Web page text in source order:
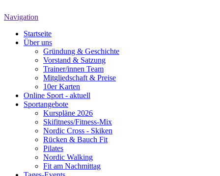
Navigation
Startseite
Über uns
Gründung & Geschichte
Vorstand & Satzung
Trainer/innen Team
Mitgliedschaft & Preise
10er Karten
Online Sport - aktuell
Sportangebote
Kurspläne 2026
Skifitness/Fitness-Mix
Nordic Cross - Skiken
Rücken & Bauch Fit
Pilates
Nordic Walking
Fit am Nachmittag